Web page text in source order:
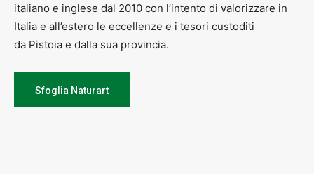
italiano e inglese dal 2010 con l’intento di valorizzare in
Italia e all’estero le eccellenze e i tesori custoditi
da Pistoia e dalla sua provincia.
Sfoglia Naturart